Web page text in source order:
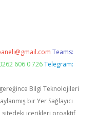
Teams:
606 0 726 Telegram:
gereğince Bilgi Teknolojileri
bir Yer Sağlayıcı
sitedeki içerikleri proaktif